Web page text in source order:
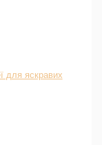
для яскравих